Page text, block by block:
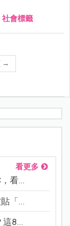
社會標籤
→
看更多
看...
「...
8...